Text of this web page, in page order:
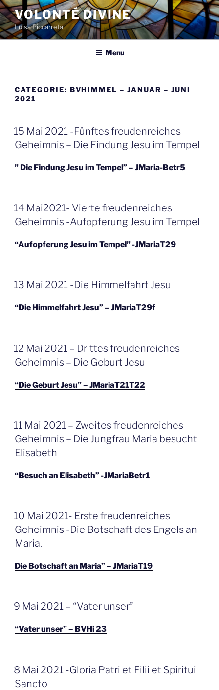
Spring
naar
de
inhoud
VOLONTÉ DIVINE
Luisa Piccarreta
Menu
CATEGORIE: BVHIMMEL – JANUAR – JUNI
2021
GEPLAATST
OP
15 Mai 2021 -Fünftes freudenreiches
Geheimnis – Die Findung Jesu im Tempel
” Die Findung Jesu im Tempel” – JMaria-Betr5
GEPLAATST
OP
14 Mai2021- Vierte freudenreiches
Geheimnis -Aufopferung Jesu im Tempel
“Aufopferung Jesu im Tempel” -JMariaT29
GEPLAATST
OP
13 Mai 2021 -Die Himmelfahrt Jesu
“Die Himmelfahrt Jesu” – JMariaT29f
GEPLAATST
OP
12 Mai 2021 – Drittes freudenreiches
Geheimnis – Die Geburt Jesu
“Die Geburt Jesu” – JMariaT21T22
GEPLAATST
OP
11 Mai 2021 – Zweites freudenreiches
Geheimnis – Die Jungfrau Maria besucht
Elisabeth
“Besuch an Elisabeth” -JMariaBetr1
GEPLAATST
OP
10 Mai 2021- Erste freudenreiches
Geheimnis -Die Botschaft des Engels an
Maria.
Die Botschaft an Maria” – JMariaT19
GEPLAATST
OP
9 Mai 2021 – “Vater unser”
“Vater unser” – BVHi 23
GEPLAATST
OP
8 Mai 2021 -Gloria Patri et Filii et Spiritui
Sancto